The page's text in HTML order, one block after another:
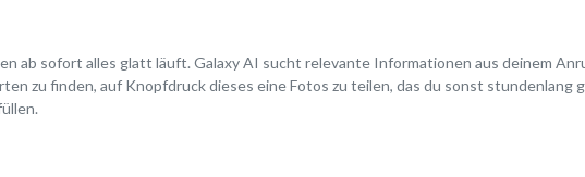
ab sofort alles glatt läuft. Galaxy AI sucht relevante Informationen aus deinem
zu finden, auf Knopfdruck dieses eine Fotos zu teilen, das du sonst stundenlang